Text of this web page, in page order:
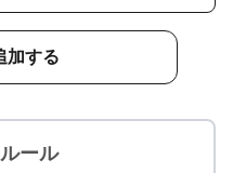
加する
ール